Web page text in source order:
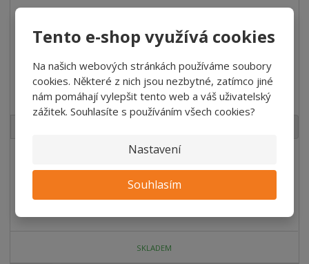
Tento e-shop využívá cookies
Na našich webových stránkách používáme soubory
cookies. Některé z nich jsou nezbytné, zatímco jiné
nám pomáhají vylepšit tento web a váš uživatelský
zážitek. Souhlasíte s používáním všech cookies?
Nastavení
Souhlasím
Dubová Podlaha Rustic 19x100x1000 mm
871,20 Kč
120,00 Kč bez DPH/ ks
SKLADEM